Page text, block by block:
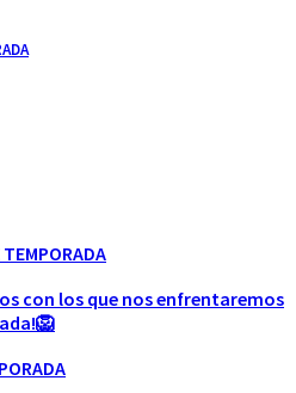
con los que nos enfrentaremos